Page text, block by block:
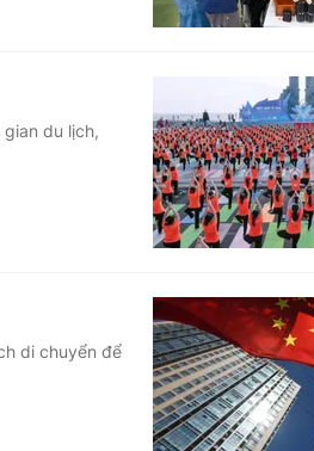
du lịch,
di chuyển để